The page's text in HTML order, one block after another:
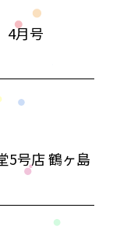
4月号
5号店 鶴ヶ島